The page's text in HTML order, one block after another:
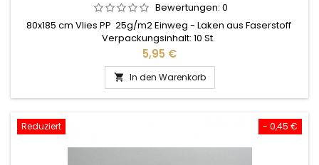
Bewertungen: 0
80x185 cm Vlies PP 25g/m2 Einweg - Laken aus Faserstoff
Verpackungsinhalt: 10 St.
Preis
5,95 €
 In den Warenkorb
- 0,45 €
Reduziert